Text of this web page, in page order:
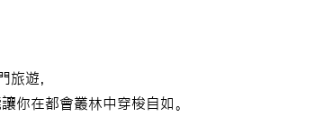
遊，
你在都會叢林中穿梭自如。